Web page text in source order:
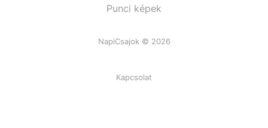
Punci képek
NapiCsajok © 2026
Kapcsolat